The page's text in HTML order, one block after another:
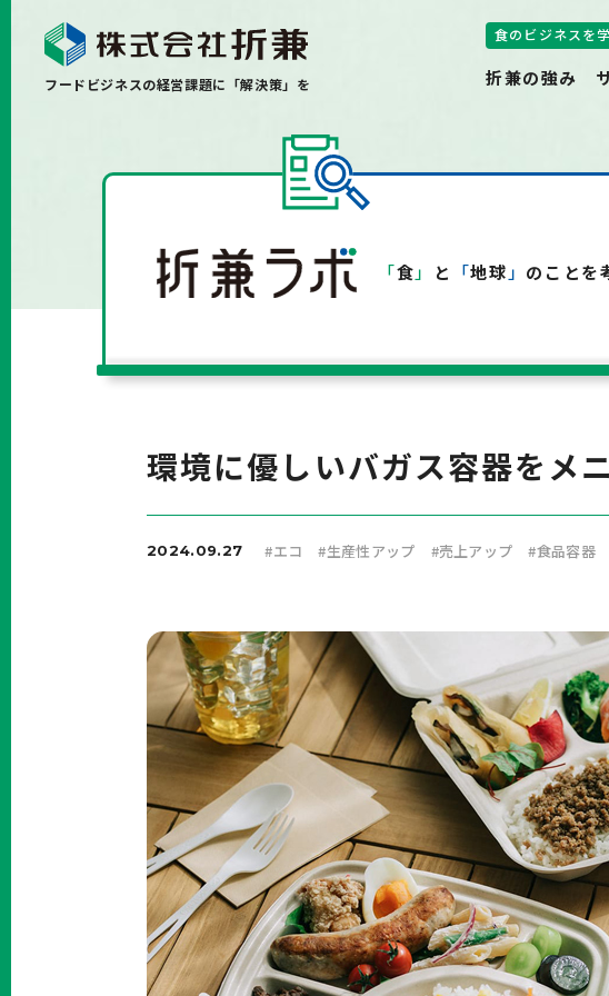
フードビジネスの経営課題に「解決策」を
食のビジネスを
折兼の強み
「食」 と 「地球」 のことを
環境に優しいバガス容器をメ
2024.09.27 #エコ #生産性アップ #売上アップ #食品容器